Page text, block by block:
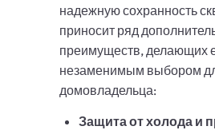
надежную сохранность
приносит ряд
преимуществ, делающих
незаменимым выбором
домовладельца:
Защита от холода и